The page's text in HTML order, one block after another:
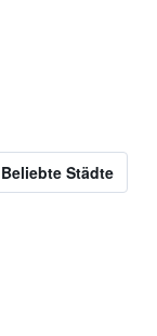
Beliebte Städte